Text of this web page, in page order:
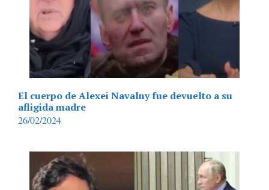
El cuerpo de Alexei Navalny fue devuelto a su
afligida madre
26/02/2024